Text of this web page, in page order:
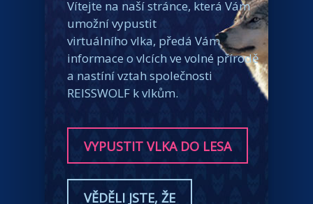
Vítejte na naší stránce, která Vám
umožní vypustit
virtuálního vlka, předá Vám
informace o vlcích ve volné přírodě
a nastíní vztah společnosti
REISSWOLF k vlkům.
VYPUSTIT VLKA DO LESA
VĚDĚLI JSTE, ŽE